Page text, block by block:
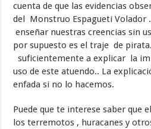
cuenta de que las evidencias
del Monstruo Espagueti Volador
enseñar nuestras creencias sin
por supuesto es el traje de
suficientemente a explicar la
uso de este atuendo.. La
enfada si no lo hacemos.
Puede que te interese saber que
los terremotos , huracanes y